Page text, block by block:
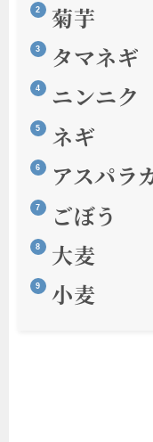
菊芋
タマネギ
ニンニク
ネギ
アスパラ
ごぼう
大麦
小麦